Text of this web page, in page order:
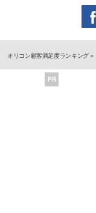
オリコン顧客満足度ランキング
PR